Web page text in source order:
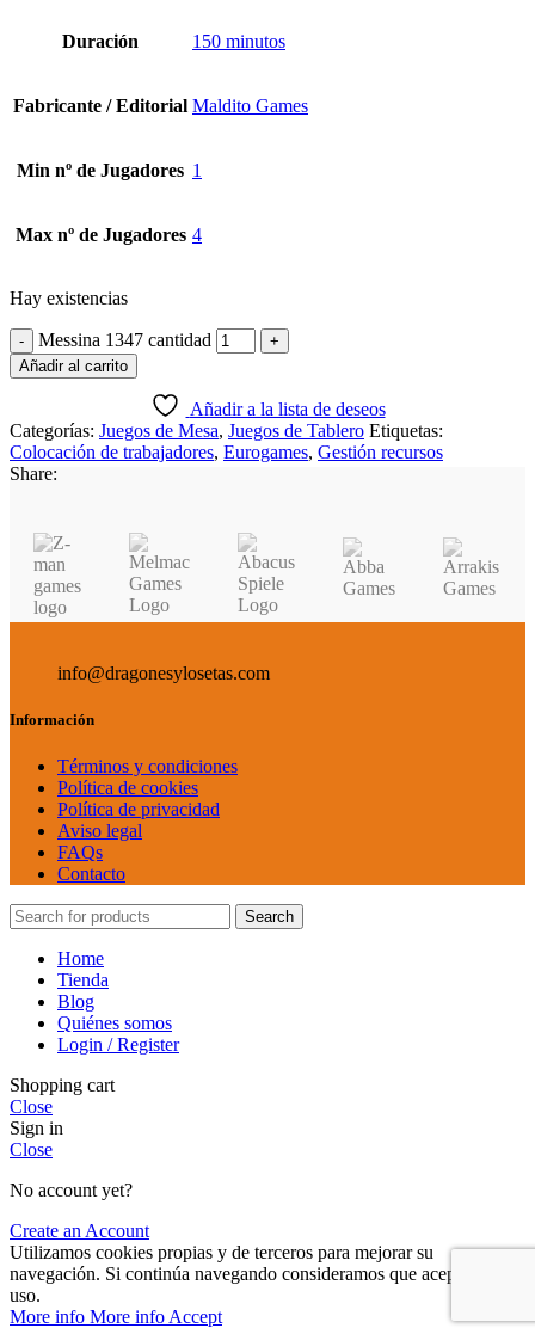
Duración 150 minutos
Fabricante / Editorial Maldito Games
Min nº de Jugadores 1
Max nº de Jugadores 4
Hay existencias
Messina 1347 cantidad
Añadir al carrito
Añadir a la lista de deseos
Categorías: Juegos de Mesa, Juegos de Tablero Etiquetas:
Colocación de trabajadores, Eurogames, Gestión recursos
Share:
info@dragonesylosetas.com
Información
Términos y condiciones
Política de cookies
Política de privacidad
Aviso legal
FAQs
Contacto
Search
Home
Tienda
Blog
Quiénes somos
Login / Register
Shopping cart
Close
Sign in
Close
No account yet?
Create an Account
Utilizamos cookies propias y de terceros para mejorar su
navegación. Si continúa navegando consideramos que acepta su
uso.
More info More info Accept